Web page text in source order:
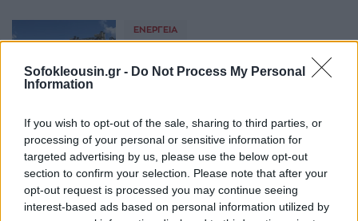
Sofokleousin.gr - Do Not Process My Personal
Information
If you wish to opt-out of the sale, sharing to third parties, or
processing of your personal or sensitive information for
targeted advertising by us, please use the below opt-out
section to confirm your selection. Please note that after your
opt-out request is processed you may continue seeing
interest-based ads based on personal information utilized by
ΕΝΈΡΓΕΙΑ
σχέσεις Ελλάδας - ΠΓΔΜ
ΕΠΙΧΕΙΡΉΣΕΙΣ
Αζερμπαϊτζάν: Σε τελικό στάδιο
η μεταφορά φυσικού αερίου
στην Ευρώπη
17:57, 11 Ιανουαρίου 2018